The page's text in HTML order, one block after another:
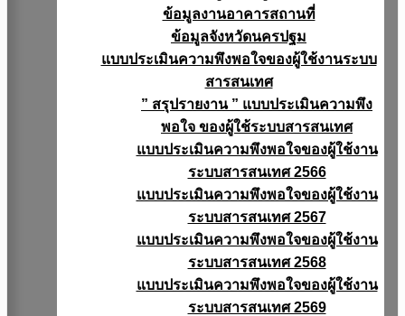
ข้อมูลงานอาคารสถานที่
ข้อมูลจังหวัดนครปฐม
แบบประเมินความพึงพอใจของผู้ใช้งานระบบ
สารสนเทศ
” สรุปรายงาน ” แบบประเมินความพึง
พอใจ ของผู้ใช้ระบบสารสนเทศ
แบบประเมินความพึงพอใจของผู้ใช้งาน
ระบบสารสนเทศ 2566
แบบประเมินความพึงพอใจของผู้ใช้งาน
ระบบสารสนเทศ 2567
แบบประเมินความพึงพอใจของผู้ใช้งาน
ระบบสารสนเทศ 2568
แบบประเมินความพึงพอใจของผู้ใช้งาน
ระบบสารสนเทศ 2569